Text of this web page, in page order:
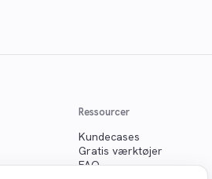
Ressourcer
Kundecases
Gratis værktøjer
FAQ